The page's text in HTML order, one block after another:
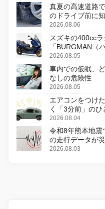
真夏の高速道路
のドライブ前に
2026.08.06
スズキの400cc
「BURGMAN（
変更し、8月18日
2026.08.05
車内での仮眠、
なしの危険性
2026.08.05
エアコンをつけ
く「3分前」の
2026.08.04
令和8年熊本地震
の走行データが
2026.08.03